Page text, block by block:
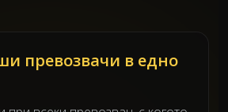
превозвачи в едно